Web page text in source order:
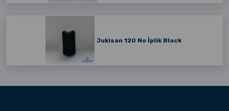
Jukisan 120 No İplik Black